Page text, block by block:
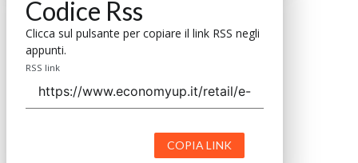
Codice Rss
Clicca sul pulsante per copiare il link RSS negli
appunti.
RSS link
COPIA LINK